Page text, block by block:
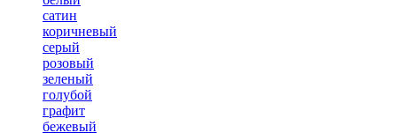
сатин
коричневый
серый
розовый
зеленый
голубой
графит
бежевый